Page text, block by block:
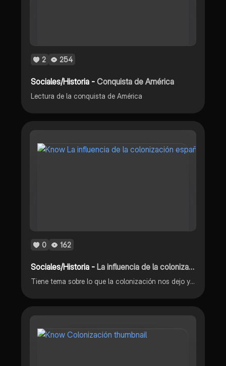
2 254
Sociales/Historia -Conquista de América
Lectura de la conquista de América
0 162
Sociales/Historia -La influencia de la colonización española
Tiene tema sobre lo que la colonización nos dejo y como sucedió